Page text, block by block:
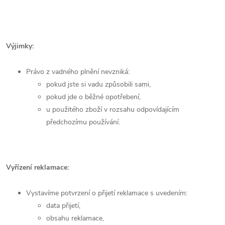
Výjimky:
Právo z vadného plnění nevzniká:
pokud jste si vadu způsobili sami,
pokud jde o běžné opotřebení,
u použitého zboží v rozsahu odpovídajícím
předchozímu používání.
Vyřízení reklamace:
Vystavíme potvrzení o přijetí reklamace s uvedením:
data přijetí,
obsahu reklamace,